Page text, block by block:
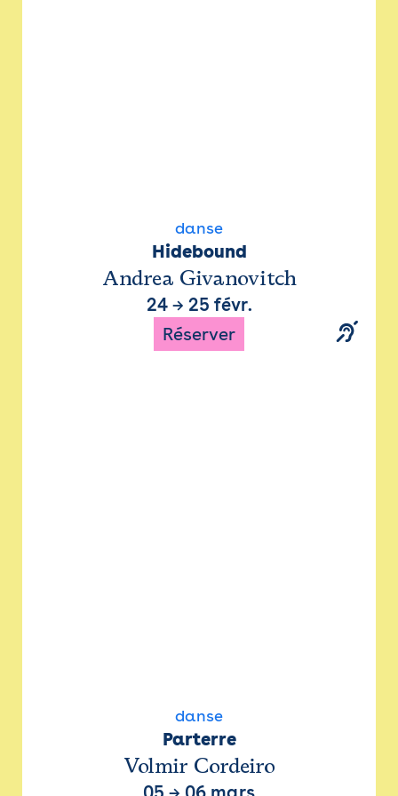
danse
Hidebound
Andrea Givanovitch
24→ 25 févr.
Réserver
danse
Parterre
Volmir Cordeiro